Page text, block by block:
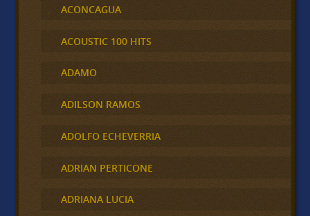
ACONCAGUA
ACOUSTIC 100 HITS
ADAMO
ADILSON RAMOS
ADOLFO ECHEVERRIA
ADRIAN PERTICONE
ADRIANA LUCIA